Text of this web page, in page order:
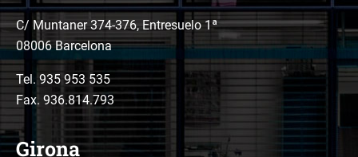
C/ Muntaner 374-376, Entresuelo 1ª
08006 Barcelona
Tel. 935 953 535
Fax. 936.814.793
Girona